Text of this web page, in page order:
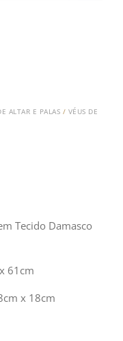
ALTAR E PALAS / VÉUS DE
Tecido Damasco
61cm
x 18cm